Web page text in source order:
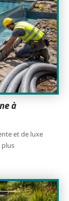
à
et de luxe
plus